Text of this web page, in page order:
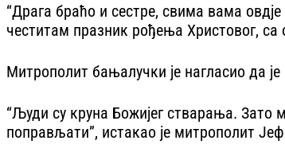
“Драга браћо и сестре, свима вама
честитам празник рођења Христовог,
Митрополит бањалучки је нагласио да
“Људи су круна Божијег стварања.
поправљати”, истакао је митрополит